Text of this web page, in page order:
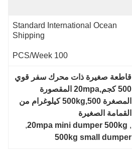
Standard International Ocean
Shipping
100 PCS/Week
قاطعة صغيرة ذات محرك سفر قوي
500 كجم,20mpa المقصورة
المصغرة 500kg,500 كيلوغرام من
القمامة الصغيرة
,
20mpa mini dumper 500kg
,
500kg small dumper